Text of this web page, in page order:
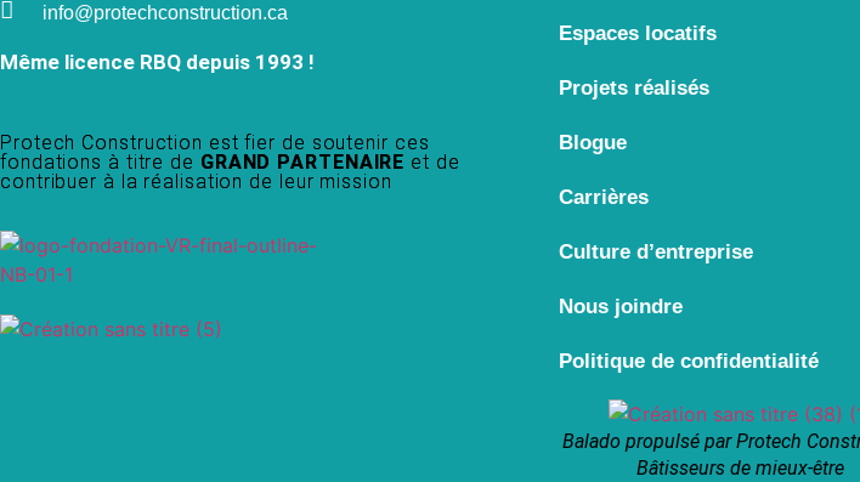
info@protechconstruction.ca
Même licence RBQ depuis 1993 !
Protech Construction est fier de soutenir ces
fondations à titre de GRAND PARTENAIRE et de
contribuer à la réalisation de leur mission
Espaces locatifs
Projets réalisés
Blogue
Carrières
Culture d’entreprise
Nous joindre
Politique de confidentialité
Balado propulsé par Protech
Bâtisseurs de mieux-être